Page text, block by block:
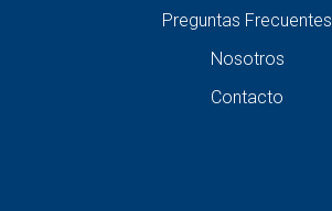
Preguntas Frecuentes
Nosotros
Contacto